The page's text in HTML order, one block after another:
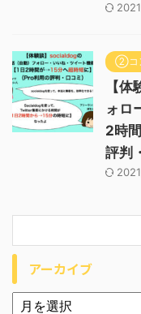
②コ
【
ォロ
2時
評判
アーカイブ